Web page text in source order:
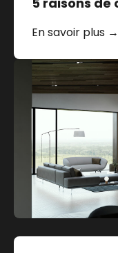
En savoir plus →